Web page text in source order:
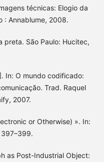
técnicas: Elogio da
: Annablume, 2008.
preta. São Paulo: Hucitec,
In: O mundo codificado:
Trad. Raquel
2007.
or Otherwise) ». In:
as Post-Industrial Object: